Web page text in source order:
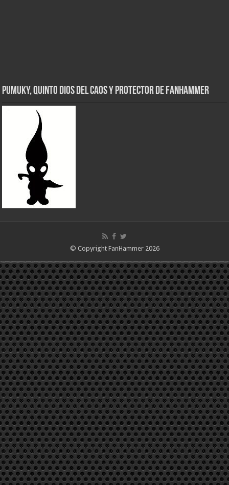
Pumuky, Quinto Dios del Caos y Protector de FanHammer
© Copyright FanHammer 2026